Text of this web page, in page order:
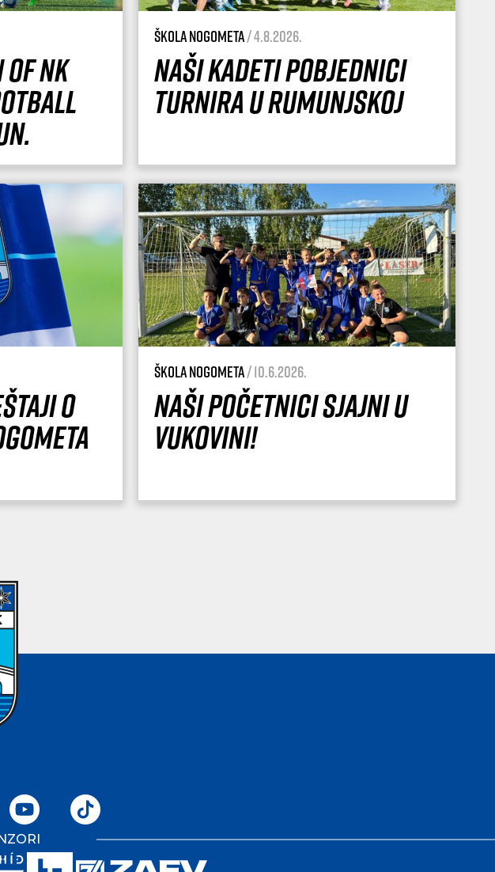
NK
Škola nogometa/ 4.8.2026.
Naši kadeti pobjednici
turnira u Rumunjskoj
o
Škola nogometa/ 10.6.2026.
Naši početnici sjajni u
Vukovini!